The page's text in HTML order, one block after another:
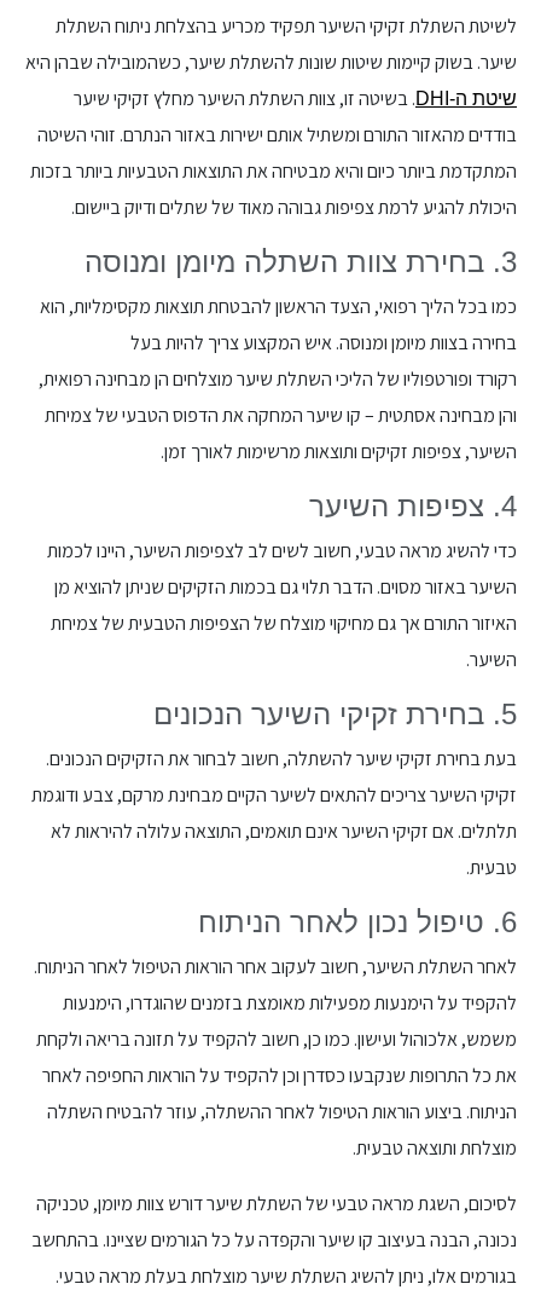
לשיטת השתלת זקיקי השיער תפקיד מכריע בהצלחת ניתוח השתלת
שיער. בשוק קיימות שיטות שונות להשתלת שיער, כשהמובילה שבהן היא
שיטת ה-DHI
. בשיטה זו, צוות השתלת השיער מחלץ זקיקי שיער
בודדים מהאזור התורם ומשתיל אותם ישירות באזור הנתרם. זוהי השיטה
המתקדמת ביותר כיום והיא מבטיחה את התוצאות הטבעיות ביותר בזכות
היכולת להגיע לרמת צפיפות גבוהה מאוד של שתלים ודיוק ביישום.
3. בחירת צוות השתלה מיומן ומנוסה
כמו בכל הליך רפואי, הצעד הראשון להבטחת תוצאות מקסימליות, הוא
בחירה בצוות מיומן ומנוסה. איש המקצוע צריך להיות בעל
רקורד ופורטפוליו של הליכי השתלת שיער מוצלחים הן מבחינה רפואית,
והן מבחינה אסתטית – קו שיער המחקה את הדפוס הטבעי של צמיחת
השיער, צפיפות זקיקים ותוצאות מרשימות לאורך זמן.
4. צפיפות השיער
כדי להשיג מראה טבעי, חשוב לשים לב לצפיפות השיער, היינו לכמות
השיער באזור מסוים. הדבר תלוי גם בכמות הזקיקים שניתן להוציא מן
האיזור התורם אך גם מחיקוי מוצלח של הצפיפות הטבעית של צמיחת
השיער.
5. בחירת זקיקי השיער הנכונים
בעת בחירת זקיקי שיער להשתלה, חשוב לבחור את הזקיקים הנכונים.
זקיקי השיער צריכים להתאים לשיער הקיים מבחינת מרקם, צבע ודוגמת
תלתלים. אם זקיקי השיער אינם תואמים, התוצאה עלולה להיראות לא
טבעית.
6. טיפול נכון לאחר הניתוח
לאחר השתלת השיער, חשוב לעקוב אחר הוראות הטיפול לאחר הניתוח.
להקפיד על הימנעות מפעילות מאומצת בזמנים שהוגדרו, הימנעות
משמש, אלכוהול ועישון. כמו כן, חשוב להקפיד על תזונה בריאה ולקחת
את כל התרופות שנקבעו כסדרן וכן להקפיד על הוראות החפיפה לאחר
הניתוח. ביצוע הוראות הטיפול לאחר ההשתלה, עוזר להבטיח השתלה
מוצלחת ותוצאה טבעית.
לסיכום, השגת מראה טבעי של השתלת שיער דורש צוות מיומן, טכניקה
נכונה, הבנה בעיצוב קו שיער והקפדה על כל הגורמים שציינו. בהתחשב
בגורמים אלו, ניתן להשיג השתלת שיער מוצלחת בעלת מראה טבעי.